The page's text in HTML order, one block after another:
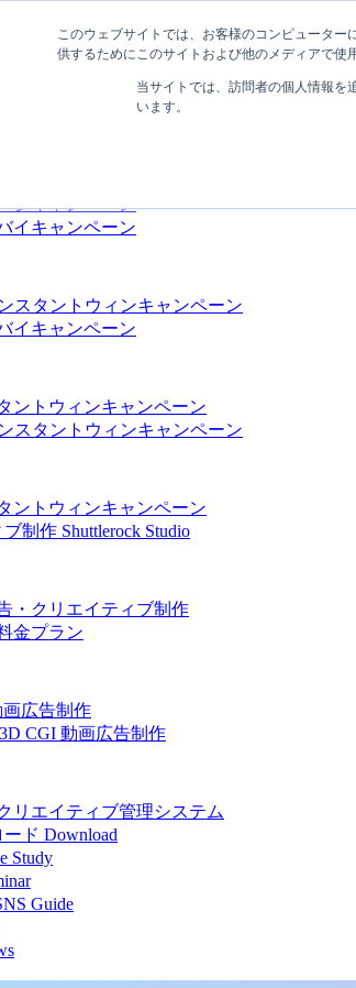
このウェブサイトでは、お客様のコンピュータ
供するためにこのサイトおよび他のメディアで使
当サイトでは、訪問者の個人情報
います。
わせする
Shuttlerock BBF
ジキャンペーン
イキャンペーン
スタントウィンキャンペーン
イキャンペーン
ントウィンキャンペーン
スタントウィンキャンペーン
ントウィンキャンペーン
ブ制作 Shuttlerock Studio
・クリエイティブ制作
金プラン
広告制作
CGI 動画広告制作
リエイティブ管理システム
ド Download
Study
Guide